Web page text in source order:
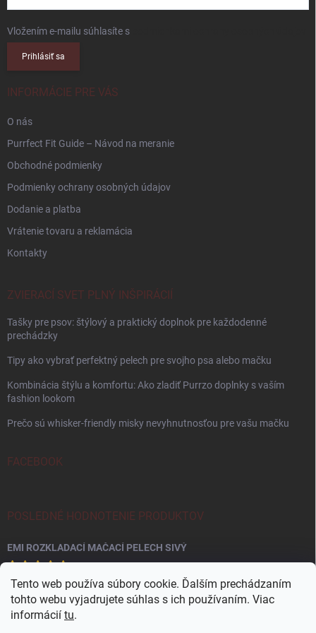
Tento web používa súbory cookie. Ďalším prechádzaním
tohto webu vyjadrujete súhlas s ich používaním. Viac
informácií tu.
Vložením e-mailu súhlasíte s
Prihlásiť sa
INFORMÁCIE PRE VÁS
O nás
Purrfect Fit Guide – Návod na meranie
Obchodné podmienky
Podmienky ochrany osobných údajov
Dodanie a platba
Vrátenie tovaru a reklamácia
Kontakty
ZVIERACÍ SVET PLNÝ INŠPIRÁCIÍ
Tašky pre psov: štýlový a praktický doplnok pre každodenné
prechádzky
Tipy ako vybrať perfektný pelech pre svojho psa alebo mačku
Kombinácia štýlu a komfortu: Ako zladiť Purrzo doplnky s vaším
fashion lookom
Prečo sú whisker-friendly misky nevyhnutnosťou pre vašu mačku
FACEBOOK
POSLEDNÉ HODNOTENIE PRODUKTOV
EMI ROZKLADACÍ MAČACÍ PELECH SIVÝ